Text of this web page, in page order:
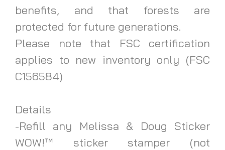
benefits, and that forests are
protected for future generations.
Please note that FSC certification
applies to new inventory only (FSC
C156584)
Details
-Refill any Melissa & Doug Sticker
WOW!™ sticker stamper (not